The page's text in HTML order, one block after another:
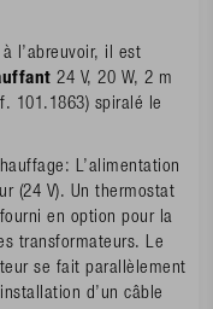
l’abreuvoir, il est
24 V, 20 W, 2 m
101.1863) spiralé le
L’alimentation
(24 V). Un thermostat
en option pour la
transformateurs. Le
se fait parallèlement
d’un câble